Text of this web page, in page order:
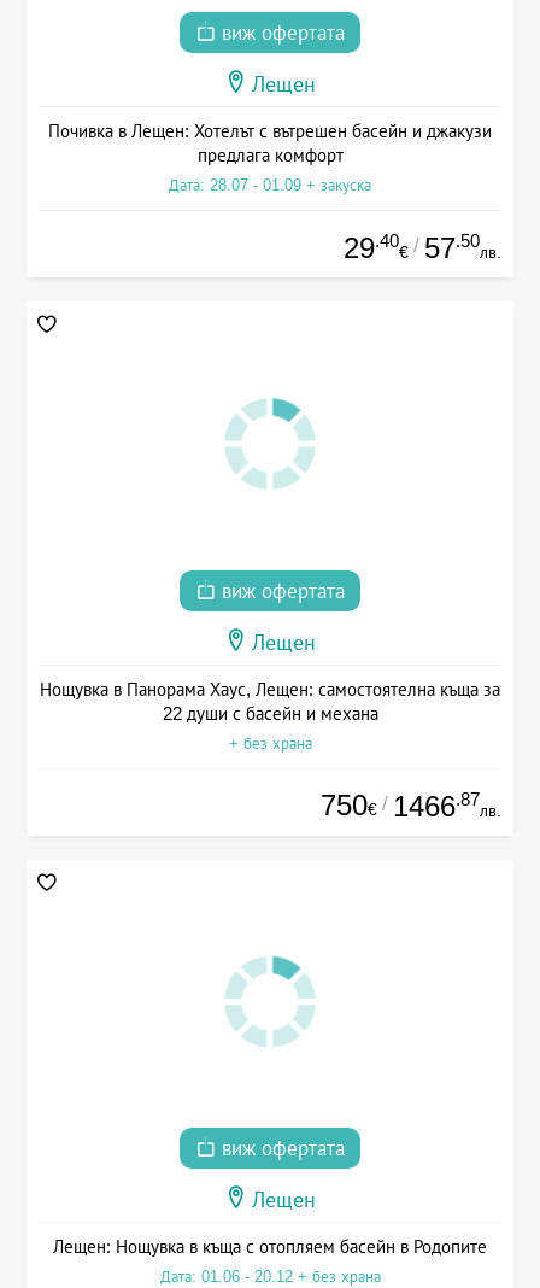
виж офертата
Лещен
Почивка в Лещен: Хотелът с вътрешен басейн и джакузи
предлага комфорт
Дата: 28.07 - 01.09 + закуска
29.40
€ / 57.50
лв.
виж офертата
Лещен
Нощувка в Панорама Хаус, Лещен: самостоятелна къща за
22 души с басейн и механа
+ без храна
750€ / 1466.87
лв.
виж офертата
Лещен
Лещен: Нощувка в къща с отопляем басейн в Родопите
Дата: 01.06 - 20.12 + без храна